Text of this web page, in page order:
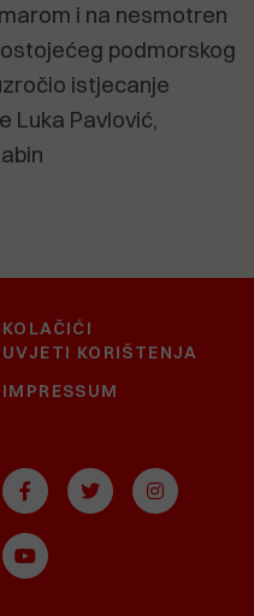
i na nesmotren
podmorskog
istjecanje
Luka Pavlović,
KOLAČIĆI
UVJETI KORIŠTENJA
IMPRESSUM